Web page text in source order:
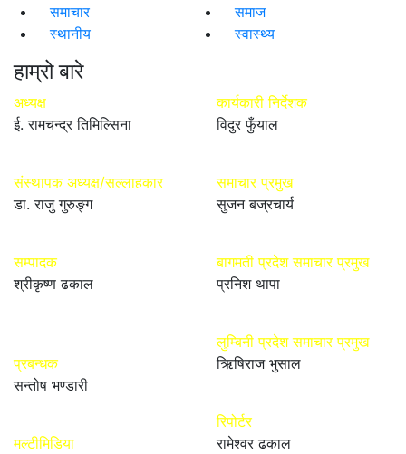
समाचार
समाज
स्थानीय
स्वास्थ्य
हाम्रो बारे
अध्यक्ष
ई. रामचन्द्र तिमिल्सिना
संस्थापक अध्यक्ष/सल्लाहकार
डा. राजु गुरुङ्ग
सम्पादक
श्रीकृष्ण ढकाल
प्रबन्धक
सन्तोष भण्डारी
मल्टीमिडिया
कार्यकारी निर्देशक
विदुर फुँयाल
समाचार प्रमुख
सुजन बज्रचार्य
बागमती प्रदेश समाचार प्रमुख
प्रनिश थापा
लुम्बिनी प्रदेश समाचार प्रमुख
ऋिषिराज भुसाल
रिपोर्टर
रामेश्वर ढकाल